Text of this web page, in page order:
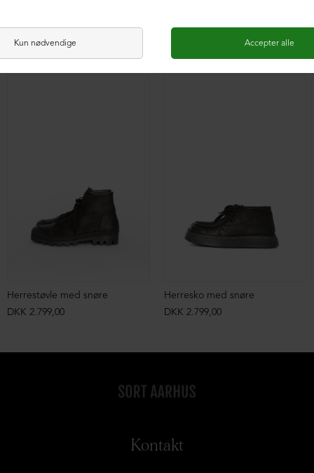
DKK 1.499,00
DKK 2.199,00
DKK 1.499,00
DKK 2.199,00
Herrestøvle med snøre
DKK 2.799,00
Herresko med snøre
DKK 2.799,00
Kontakt